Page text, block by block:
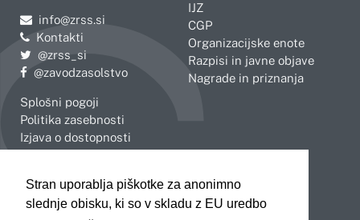
Stran uporablja piškotke za anonimno
slednje obisku, ki so v skladu z EU uredbo
Pošljite e-mail na
info@zrss.si
Kontakti
Pojdite na Twitter:
@zrss_si
Pojdite na Facebook:
@zavodzasolstvo
Splošni pogoji
Politika zasebnosti
Izjava o dostopnosti
IJZ
CGP
Organizacijske enote
Razpisi in javne objave
Nagrade in priznanja
Celje
Koper
Novo mesto
Slovenj Gradec